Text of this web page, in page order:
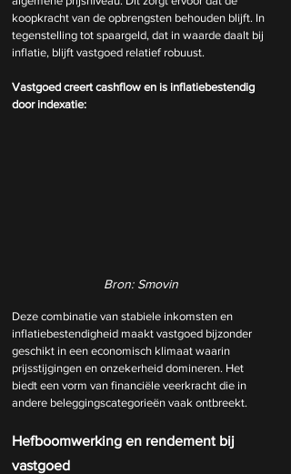
koopkracht van de opbrengsten behouden blijft. In
tegenstelling tot spaargeld, dat in waarde daalt bij
inflatie, blijft vastgoed relatief robuust.
Vastgoed creert cashflow en is inflatiebestendig
door indexatie:
Bron: Smovin
Deze combinatie van stabiele inkomsten en
inflatiebestendigheid maakt vastgoed bijzonder
geschikt in een economisch klimaat waarin
prijsstijgingen en onzekerheid domineren. Het
biedt een vorm van financiële veerkracht die in
andere beleggingscategorieën vaak ontbreekt.
Hefboomwerking en rendement bij
vastgoed